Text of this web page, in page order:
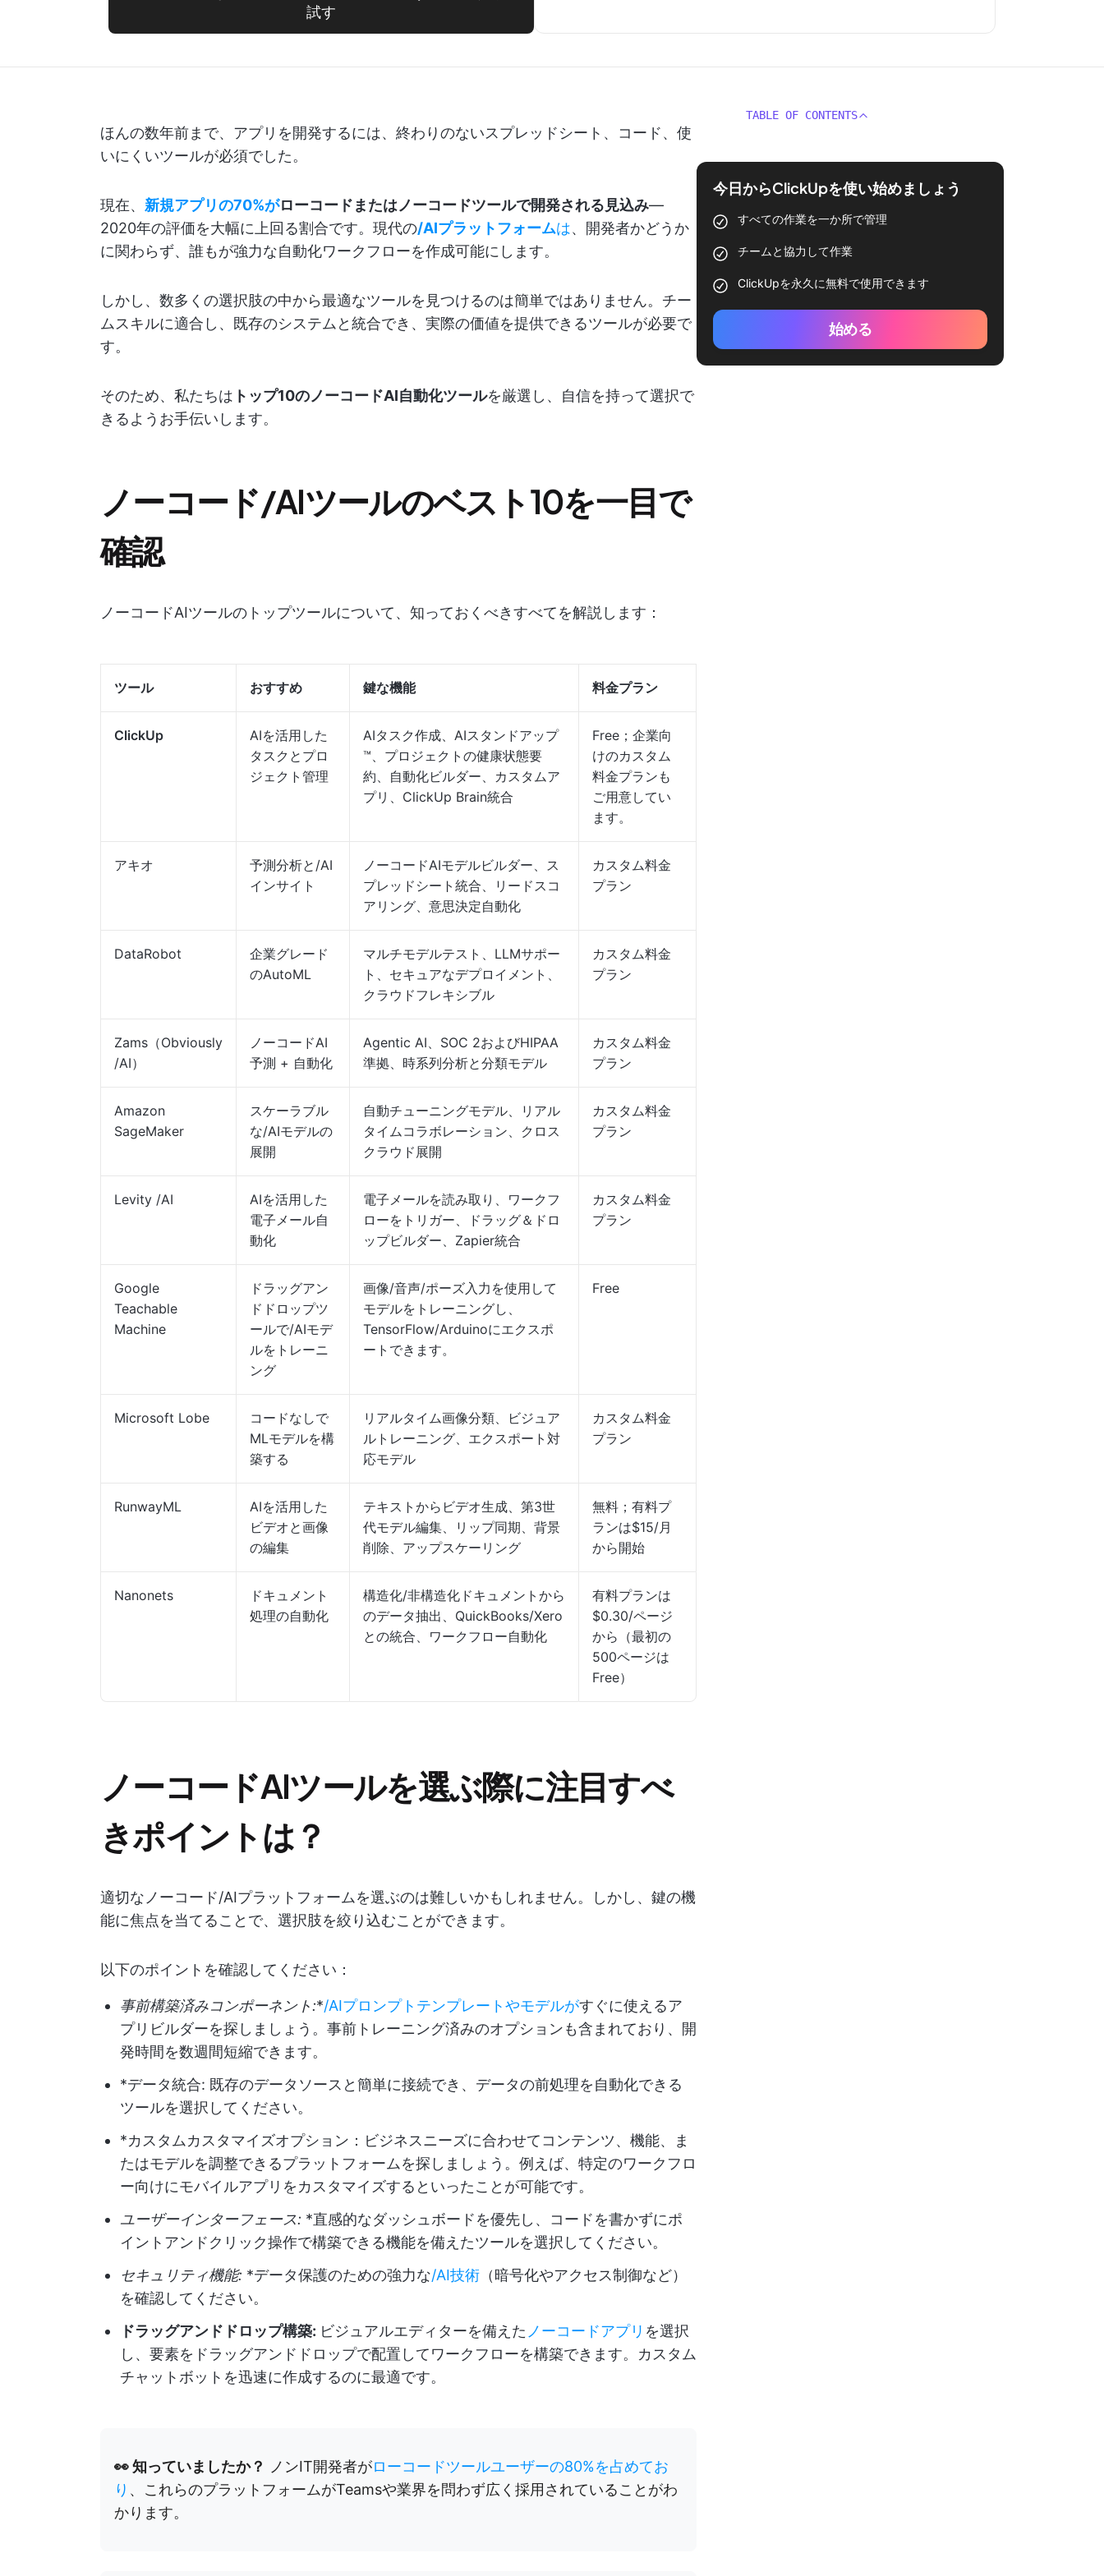
試す
ほんの数年前まで、アプリを開発するには、終わりのないスプレッドシート、コード、使
いにくいツールが必須でした。
現在、 新規アプリの70%がローコードまたはノーコードツールで開発される見込み—
2020年の評価を大幅に上回る割合です。現代の/AIプラットフォームは、開発者かどうか
に関わらず、誰もが強力な自動化ワークフローを作成可能にします。
しかし、数多くの選択肢の中から最適なツールを見つけるのは簡単ではありません。チー
ムスキルに適合し、既存のシステムと統合でき、実際の価値を提供できるツールが必要で
す。
そのため、私たちは トップ10のノーコードAI自動化ツールを厳選し、自信を持って選択で
きるようお手伝いします。
ノーコード/AIツールのベスト10を一目で
確認
ノーコードAIツールのトップツールについて、知っておくべきすべてを解説します：
ツール おすすめ 鍵な機能 料金プラン
ClickUp
AIを活用した
タスクとプロ
ジェクト管理
AIタスク作成、AIスタンドアップ
™、プロジェクトの健康状態要
約、自動化ビルダー、カスタムア
プリ、ClickUp Brain統合
Free；企業向
けのカスタム
料金プランも
ご用意してい
ます。
アキオ
予測分析と/AI
インサイト
ノーコードAIモデルビルダー、ス
プレッドシート統合、リードスコ
アリング、意思決定自動化
カスタム料金
プラン
DataRobot
企業グレード
のAutoML
マルチモデルテスト、LLMサポー
ト、セキュアなデプロイメント、
クラウドフレキシブル
カスタム料金
プラン
Zams（Obviously
/AI）
ノーコードAI
予測 + 自動化
Agentic AI、SOC 2およびHIPAA
準拠、時系列分析と分類モデル
カスタム料金
プラン
Amazon
SageMaker
スケーラブル
な/AIモデルの
展開
自動チューニングモデル、リアル
タイムコラボレーション、クロス
クラウド展開
カスタム料金
プラン
Levity /AI
AIを活用した
電子メール自
動化
電子メールを読み取り、ワークフ
ローをトリガー、ドラッグ＆ドロ
ップビルダー、Zapier統合
カスタム料金
プラン
Google
Teachable
Machine
ドラッグアン
ドドロップツ
ールで/AIモデ
ルをトレーニ
ング
画像/音声/ポーズ入力を使用して
モデルをトレーニングし、
TensorFlow/Arduinoにエクスポ
ートできます。
Free
Microsoft Lobe
コードなしで
MLモデルを構
築する
リアルタイム画像分類、ビジュア
ルトレーニング、エクスポート対
応モデル
カスタム料金
プラン
RunwayML
AIを活用した
ビデオと画像
の編集
テキストからビデオ生成、第3世
代モデル編集、リップ同期、背景
削除、アップスケーリング
無料；有料プ
ランは$15/月
から開始
Nanonets
ドキュメント
処理の自動化
構造化/非構造化ドキュメントから
のデータ抽出、QuickBooks/Xero
との統合、ワークフロー自動化
有料プランは
$0.30/ページ
から（最初の
500ページは
Free）
ノーコードAIツールを選ぶ際に注目すべ
きポイントは？
適切なノーコード/AIプラットフォームを選ぶのは難しいかもしれません。しかし、鍵の機
能に焦点を当てることで、選択肢を絞り込むことができます。
以下のポイントを確認してください：
事前構築済みコンポーネント:*/AIプロンプトテンプレートやモデルがすぐに使えるア
プリビルダーを探しましょう。事前トレーニング済みのオプションも含まれており、開
発時間を数週間短縮できます。
*データ統合: 既存のデータソースと簡単に接続でき、データの前処理を自動化できる
ツールを選択してください。
*カスタムカスタマイズオプション：ビジネスニーズに合わせてコンテンツ、機能、ま
たはモデルを調整できるプラットフォームを探しましょう。例えば、特定のワークフロ
ー向けにモバイルアプリをカスタマイズするといったことが可能です。
ユーザーインターフェース: *直感的なダッシュボードを優先し、コードを書かずにポ
イントアンドクリック操作で構築できる機能を備えたツールを選択してください。
セキュリティ機能: *データ保護のための強力な/AI技術 （暗号化やアクセス制御など）
を確認してください。
ドラッグアンドドロップ構築: ビジュアルエディターを備えた ノーコードアプリ を選択
し、要素をドラッグアンドドロップで配置してワークフローを構築できます。カスタム
チャットボットを迅速に作成するのに最適です。
👀 知っていましたか？ ノンIT開発者がローコードツールユーザーの80%を占めてお
り 、これらのプラットフォームがTeamsや業界を問わず広く採用されていることがわ
かります。
TABLE OF CONTENTS
今日からClickUpを使い始めましょう
すべての作業を一か所で管理
チームと協力して作業
ClickUpを永久に無料で使用できます
始める